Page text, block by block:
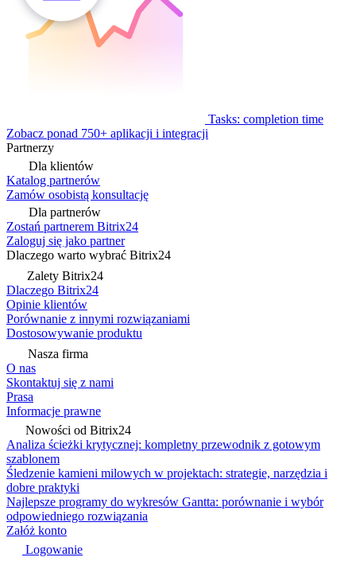
Tasks: completion time
Zobacz ponad 750+ aplikacji i integracji
Partnerzy
Dla klientów
Katalog partnerów
Zamów osobistą konsultację
Dla partnerów
Zostań partnerem Bitrix24
Zaloguj się jako partner
Dlaczego warto wybrać Bitrix24
Zalety Bitrix24
Dlaczego Bitrix24
Opinie klientów
Porównanie z innymi rozwiązaniami
Dostosowywanie produktu
Nasza firma
O nas
Skontaktuj się z nami
Prasa
Informacje prawne
Nowości od Bitrix24
Analiza ścieżki krytycznej: kompletny przewodnik z gotowym
szablonem
Śledzenie kamieni milowych w projektach: strategie, narzędzia i
dobre praktyki
Najlepsze programy do wykresów Gantta: porównanie i wybór
odpowiedniego rozwiązania
Załóż konto
Logowanie